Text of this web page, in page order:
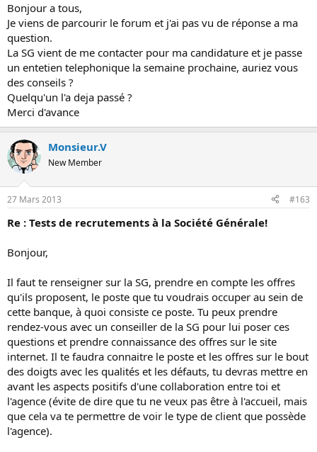
Bonjour a tous,
Je viens de parcourir le forum et j'ai pas vu de réponse a ma
question.
La SG vient de me contacter pour ma candidature et je passe
un entetien telephonique la semaine prochaine, auriez vous
des conseils ?
Quelqu'un l'a deja passé ?
Merci d'avance
Monsieur.V
New Member
27 Mars 2013 #163
Re : Tests de recrutements à la Société Générale!
Bonjour,
Il faut te renseigner sur la SG, prendre en compte les offres
qu'ils proposent, le poste que tu voudrais occuper au sein de
cette banque, à quoi consiste ce poste. Tu peux prendre
rendez-vous avec un conseiller de la SG pour lui poser ces
questions et prendre connaissance des offres sur le site
internet. Il te faudra connaitre le poste et les offres sur le bout
des doigts avec les qualités et les défauts, tu devras mettre en
avant les aspects positifs d'une collaboration entre toi et
l'agence (évite de dire que tu ne veux pas être à l'accueil, mais
que cela va te permettre de voir le type de client que possède
l'agence).